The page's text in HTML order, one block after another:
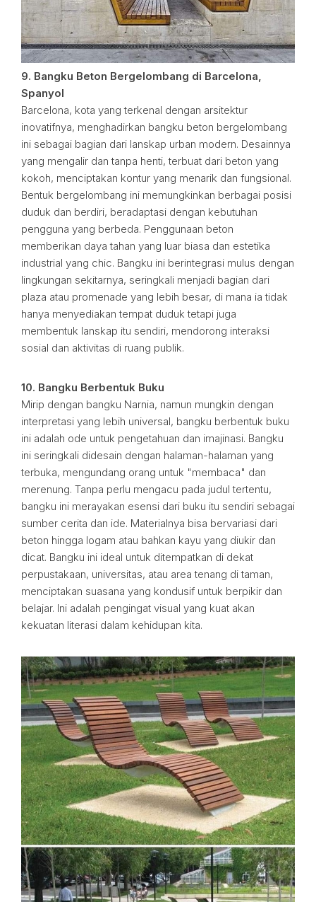
9. Bangku Beton Bergelombang di Barcelona,
Spanyol
Barcelona, kota yang terkenal dengan arsitektur
inovatifnya, menghadirkan bangku beton bergelombang
ini sebagai bagian dari lanskap urban modern. Desainnya
yang mengalir dan tanpa henti, terbuat dari beton yang
kokoh, menciptakan kontur yang menarik dan fungsional.
Bentuk bergelombang ini memungkinkan berbagai posisi
duduk dan berdiri, beradaptasi dengan kebutuhan
pengguna yang berbeda. Penggunaan beton
memberikan daya tahan yang luar biasa dan estetika
industrial yang chic. Bangku ini berintegrasi mulus dengan
lingkungan sekitarnya, seringkali menjadi bagian dari
plaza atau promenade yang lebih besar, di mana ia tidak
hanya menyediakan tempat duduk tetapi juga
membentuk lanskap itu sendiri, mendorong interaksi
sosial dan aktivitas di ruang publik.
10. Bangku Berbentuk Buku
Mirip dengan bangku Narnia, namun mungkin dengan
interpretasi yang lebih universal, bangku berbentuk buku
ini adalah ode untuk pengetahuan dan imajinasi. Bangku
ini seringkali didesain dengan halaman-halaman yang
terbuka, mengundang orang untuk "membaca" dan
merenung. Tanpa perlu mengacu pada judul tertentu,
bangku ini merayakan esensi dari buku itu sendiri sebagai
sumber cerita dan ide. Materialnya bisa bervariasi dari
beton hingga logam atau bahkan kayu yang diukir dan
dicat. Bangku ini ideal untuk ditempatkan di dekat
perpustakaan, universitas, atau area tenang di taman,
menciptakan suasana yang kondusif untuk berpikir dan
belajar. Ini adalah pengingat visual yang kuat akan
kekuatan literasi dalam kehidupan kita.